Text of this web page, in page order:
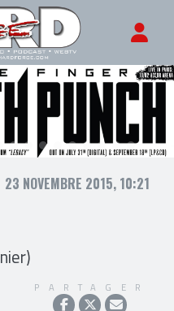
23 NOVEMBRE 2015, 10:21
PARTAGER